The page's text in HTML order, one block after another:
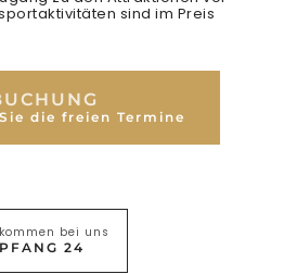
sind im Preis
die freien Termine
bei uns
24